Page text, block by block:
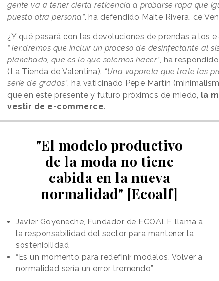
gente va a tener cierta reticencia a probarse ropa que
puesto otra persona”, ha defendido Maite Rivera, de
¿Y qué pasará con las devoluciones de prendas a los
“Tendremos que incluir un proceso de desinfectante al
planchado, que es lo que solemos hacer”, ha
(La Tienda de Valentina). “Una vaporeta que trate las
serie de grados”, ha vaticinado Pepe Martín
que en este presente y futuro próximos de miedo, la
vestir de e-commerce.
"El modelo productivo
de la moda no tiene
cabida en la nueva
normalidad" [Ecoalf]
Javier Goyeneche, Fundador de ECOALF, llama a
la responsabilidad del sector para mantener la
sostenibilidad
“Es un momento para redefinir modelos. Volver a
normalidad sería un error tremendo”